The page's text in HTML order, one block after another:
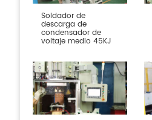
Soldador de
descarga de
condensador de
voltaje medio 45KJ